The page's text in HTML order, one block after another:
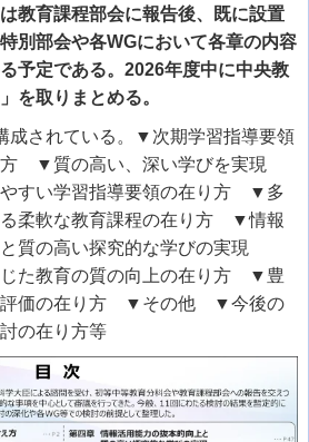
教育課程部会に報告後、既に設置
別部会や各WGにおいて各章の内容
予定である。2026年度中に中央教
を取りまとめる。
成されている。 ▼ 次期学習指導要領
方
▼ 質の高い、深い学びを実現
すい学習指導要領の在り方
▼ 多
柔軟な教育課程の在り方
▼情報
質の高い探究的な学びの実現
じた教育の質の向上の在り方 ▼ 豊
価の在り方
▼ その他 ▼今後の
の在り方等